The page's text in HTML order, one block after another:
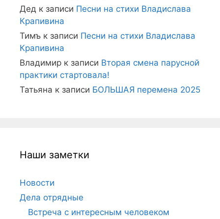
Дед к записи Песни на стихи Владислава
Крапивина
Тимъ к записи Песни на стихи Владислава
Крапивина
Владимир к записи Вторая смена парусной
практики стартовала!
Татьяна к записи БОЛЬШАЯ перемена 2025
Наши заметки
Новости
Дела отрядные
Встреча с интересным человеком